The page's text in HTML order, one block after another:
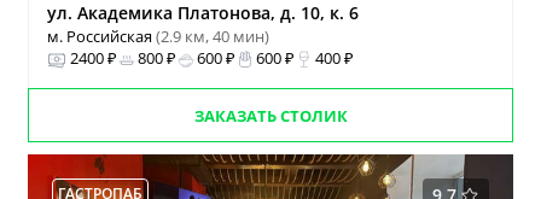
ул. Академика Платонова, д. 10, к. 6
м. Российская(2.9 км, 40 мин)
2400 ₽
800 ₽ 600 ₽ 600 ₽ 400 ₽
ЗАКАЗАТЬ СТОЛИК
ГАСТРОПАБ